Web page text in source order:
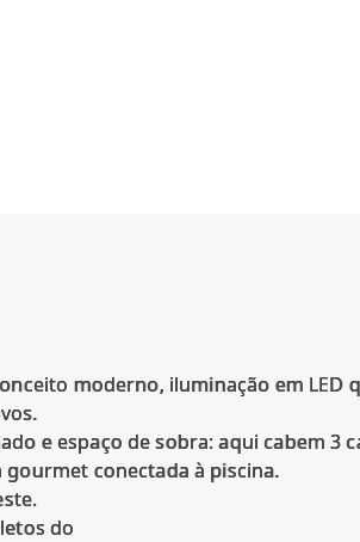
moderno, iluminação em LED
e espaço de sobra: aqui cabem 3
conectada à piscina.
do